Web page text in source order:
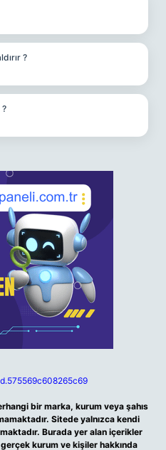
?
?
bir marka, kurum veya şahıs
Sitede yalnızca kendi
Burada yer alan içerikler
kurum ve kişiler hakkında